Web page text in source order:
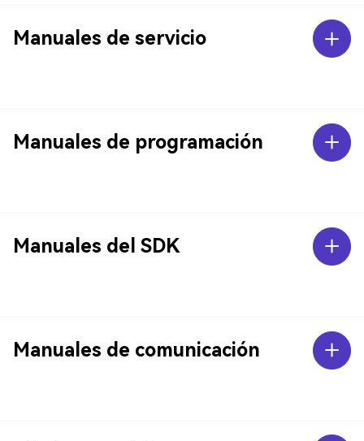
Manuales de servicio
Manuales de programación
Manuales del SDK
Manuales de comunicación